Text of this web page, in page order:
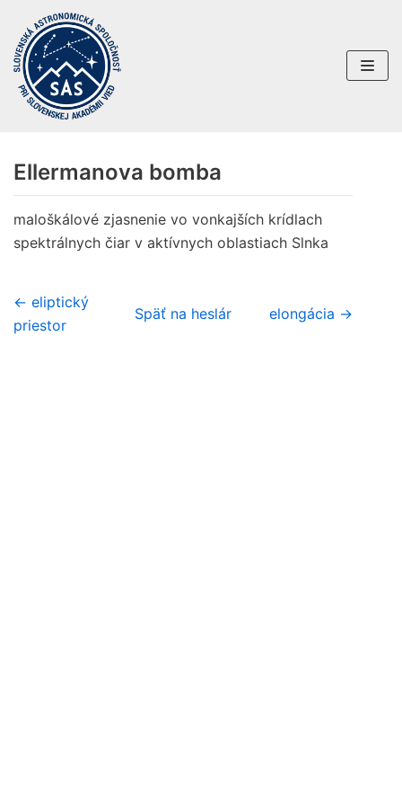
Preskočiť
na
obsah
Ellermanova bomba
maloškálové zjasnenie vo vonkajších krídlach
spektrálnych čiar v aktívnych oblastiach Slnka
← eliptický
priestor
Späť na heslár elongácia →